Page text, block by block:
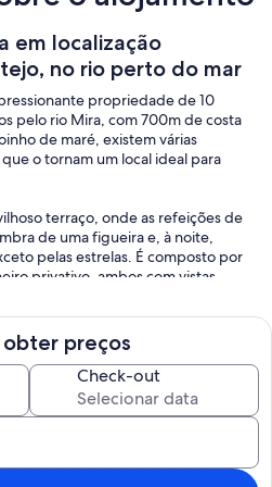
em localização
no rio perto do mar
propriedade de 10
pelo rio Mira, com 700m de costa
de maré, existem várias
o tornam um local ideal para
terraço, onde as refeições de
de uma figueira e, à noite,
pelas estrelas. É composto por
privativo, ambos com vistas
banheiro bem decorado. Existem
também com terraços e vistas
uma parede de vidro com vista
para crianças. Tudo foi
mantendo o caráter
espaço para relaxar em um
preços
Check-out